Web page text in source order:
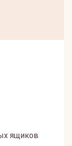
ящиков